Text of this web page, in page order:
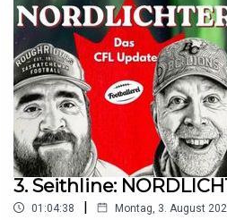
3. Seithline:
01:04:38 | Montag, 3. August